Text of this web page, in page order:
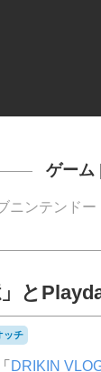
ゲーム
ニンテンドー
と
ッチ
DRIKIN